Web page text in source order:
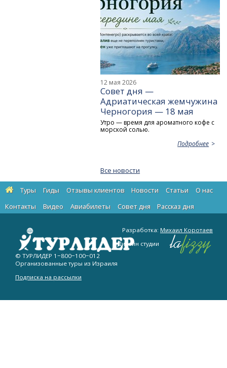
12 мая 2026
Совет дня —
Адриатическая жемчужина
Черногория — 18 мая
Утро — время для ароматного кофе с
морской солью.
Подробнее
Все новости
Туры Гиды Отзывы клиентов Новости Статьи
О нас
Контакты
Видео Авиабилеты Cовет дня Рассказ дня
© ТУРЛИДЕР 1−800−100−012
Организованные туры из Израиля
Подписка на рассылки
Разработка: Михаил Коротаев
Дизайн студии